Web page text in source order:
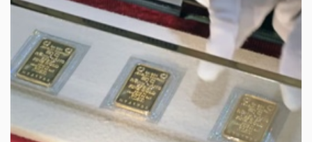
Công
cụ
đầu